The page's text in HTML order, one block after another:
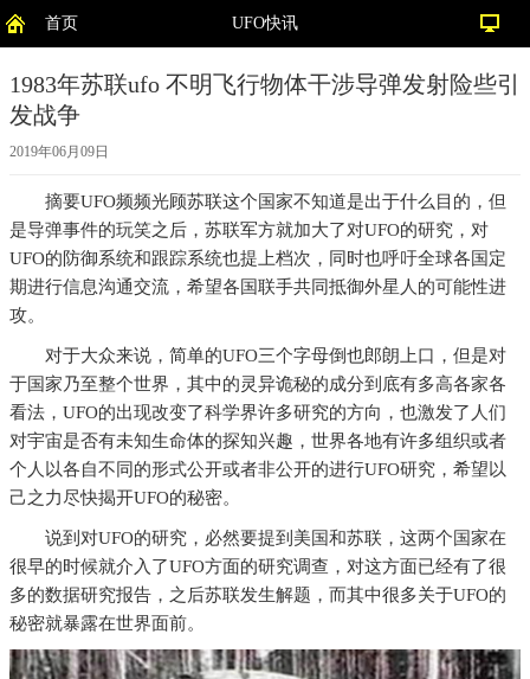
首页 UFO快讯
1983年苏联ufo 不明飞行物体干涉导弹发射险些引
发战争
2019年06月09日
摘要UFO频频光顾苏联这个国家不知道是出于什么目的，但
是导弹事件的玩笑之后，苏联军方就加大了对UFO的研究，对
UFO的防御系统和跟踪系统也提上档次，同时也呼吁全球各国定
期进行信息沟通交流，希望各国联手共同抵御外星人的可能性进
攻。
对于大众来说，简单的UFO三个字母倒也郎朗上口，但是对
于国家乃至整个世界，其中的灵异诡秘的成分到底有多高各家各
看法，UFO的出现改变了科学界许多研究的方向，也激发了人们
对宇宙是否有未知生命体的探知兴趣，世界各地有许多组织或者
个人以各自不同的形式公开或者非公开的进行UFO研究，希望以
己之力尽快揭开UFO的秘密。
说到对UFO的研究，必然要提到美国和苏联，这两个国家在
很早的时候就介入了UFO方面的研究调查，对这方面已经有了很
多的数据研究报告，之后苏联发生解题，而其中很多关于UFO的
秘密就暴露在世界面前。